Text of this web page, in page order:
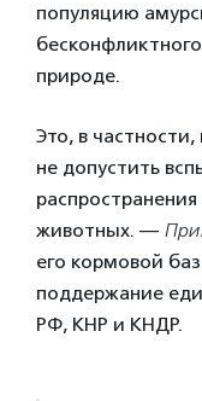
популяцию
природе.
Это, в
не допустить
животных. —
его кормовой
поддержание
РФ, КНР и КНДР.